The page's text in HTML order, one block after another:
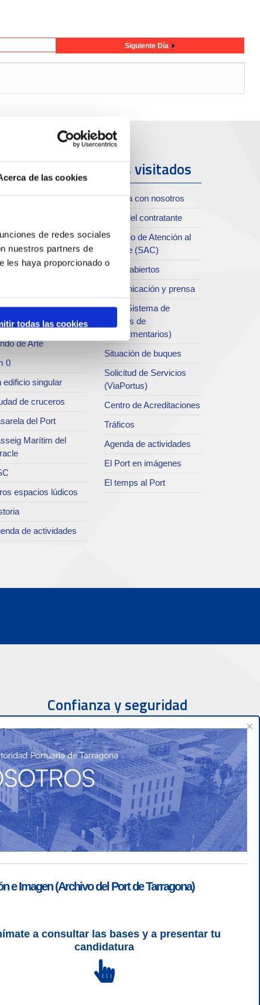
de las cookies
de redes sociales
nuestros partners de
les haya proporcionado o
todas las cookies
Siguiente Día
y
del Port
de
del Port
del Serrallo
de Arte
0
edificio singular
de cruceros
del Port
Marítim del
espacios lúdicos
de actividades
Más visitados
Trabaja con nosotros
Perfil del contratante
Servicio de Atención al
Clliente (SAC)
Datos abiertos
Comunicación y prensa
SEA (Sistema de
Entrgas de
Agroalimentarios)
Situación de buques
Solicitud de Servicios
(ViaPortus)
Centro de Acreditaciones
Tráficos
Agenda de actividades
El Port en imágenes
El temps al Port
Confianza y seguridad
|Login
5 | CSS 3 | WCAG 2 y WW3C
×
e Imagen (Archivo del Port de Tarragona)
a consultar las bases y a presentar tu
candidatura